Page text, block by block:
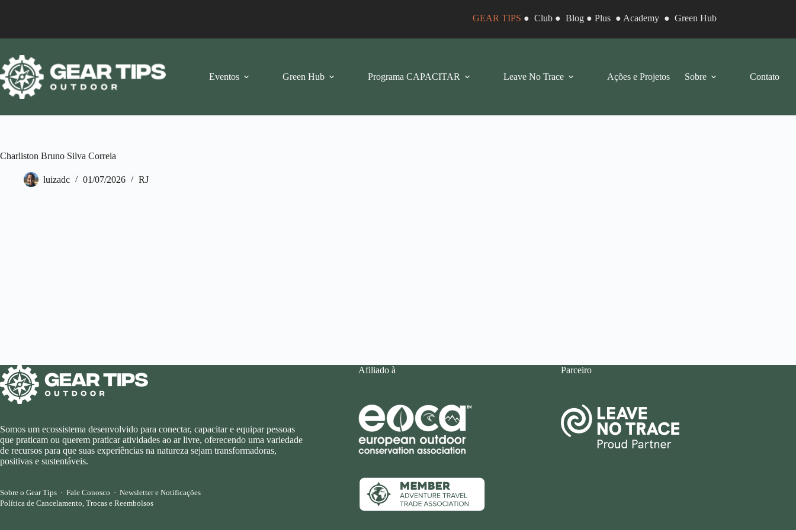
conteúdo
GEAR TIPS ● Club● Blog● Plus● Academy● Green Hub
Eventos Green Hub Programa CAPACITAR Leave No Trace Ações e Projetos Sobre Contato
Charliston Bruno Silva Correia
luizadc 01/07/2026 RJ
Somos um ecossistema desenvolvido para conectar, capacitar e equipar pessoas
que praticam ou querem praticar atividades ao ar livre, oferecendo uma variedade
de recursos para que suas experiências na natureza sejam transformadoras,
positivas e sustentáveis.
Sobre o Gear Tips · Fale Conosco · Newsletter e Notificações
Política de Cancelamento, Trocas e Reembolsos
Afiliado à Parceiro